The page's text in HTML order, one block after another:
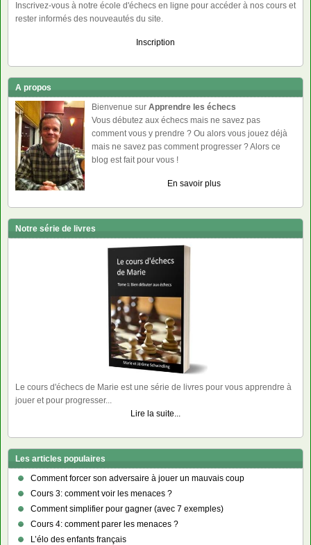
Inscrivez-vous à notre école d'échecs en ligne pour accéder à nos cours et
rester informés des nouveautés du site.
Inscription
A propos
Bienvenue sur Apprendre les échecs
Vous débutez aux échecs mais ne savez pas
comment vous y prendre ? Ou alors vous jouez déjà
mais ne savez pas comment progresser ? Alors ce
blog est fait pour vous !
En savoir plus
Notre série de livres
Le cours d'échecs de Marie est une série de livres pour vous apprendre à
jouer et pour progresser...
Lire la suite...
Les articles populaires
Comment forcer son adversaire à jouer un mauvais coup
Cours 3: comment voir les menaces ?
Comment simplifier pour gagner (avec 7 exemples)
Cours 4: comment parer les menaces ?
L’élo des enfants français